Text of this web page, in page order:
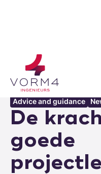
All articles
Advice and guidance
De
goede